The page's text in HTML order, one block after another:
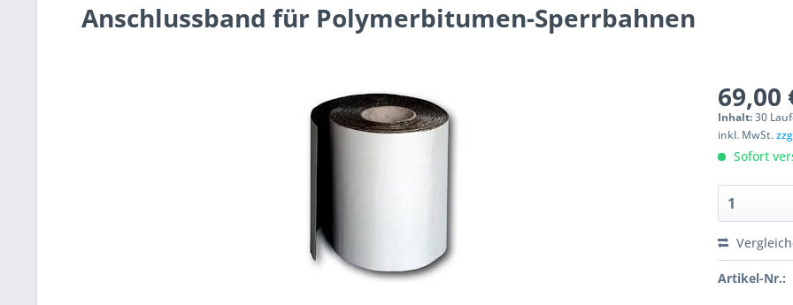
Anschlussband für Polymerbitumen-Sperrbahnen
69,00
Inhalt:30
inkl. MwSt.
Sofort
Artikel-Nr.: